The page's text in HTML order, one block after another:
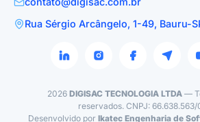
Rua Sérgio Arcângelo, 1-49, Bauru-
2026 DIGISAC TECNOLOGIA LTDA —
reservados. CNPJ: 66.638.563/
Desenvolvido por Ikatec Engenharia de